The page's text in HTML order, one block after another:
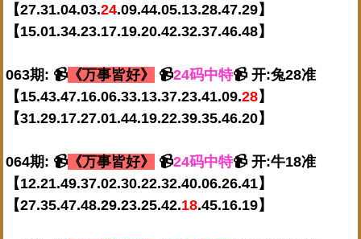
【27.31.04.03.24.09.44.05.13.28.47.29】
【15.01.34.23.17.19.20.42.32.37.46.48】
063期: 📹 《万事皆好》 📹24码中特📹 开:兔28准
【15.43.47.16.06.33.13.37.23.41.09.28】
【31.29.17.27.01.44.19.22.39.35.46.20】
064期: 📹 《万事皆好》 📹24码中特📹 开:牛18准
【12.21.49.37.02.30.22.32.40.06.26.41】
【27.35.47.48.29.23.25.42.18.45.16.19】